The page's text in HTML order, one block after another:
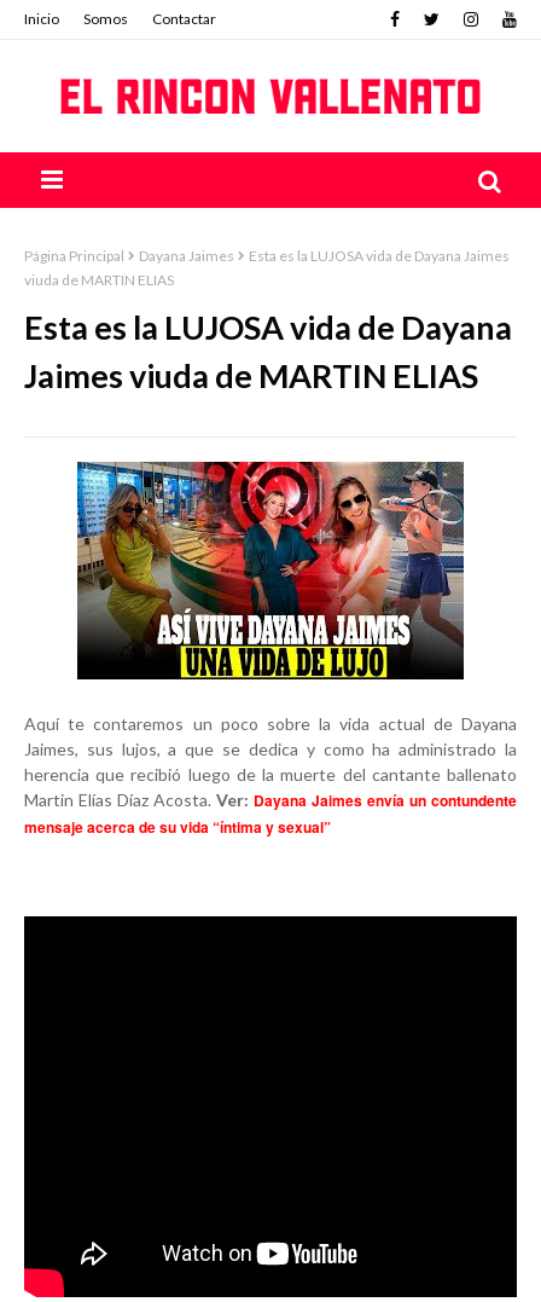
Inicio Somos Contactar
Página Principal Dayana Jaimes
Esta es la LUJOSA vida de Dayana Jaimes
viuda de MARTIN ELIAS
Esta es la LUJOSA vida de Dayana
Jaimes viuda de MARTIN ELIAS
Aquí te contaremos un poco sobre la vida actual de Dayana
Jaimes, sus lujos, a que se dedica y como ha administrado la
herencia que recibió luego de la muerte del cantante ballenato
Martin Elías Díaz Acosta. Ver: Dayana Jaimes envía un contundente
mensaje acerca de su vida “íntima y sexual”